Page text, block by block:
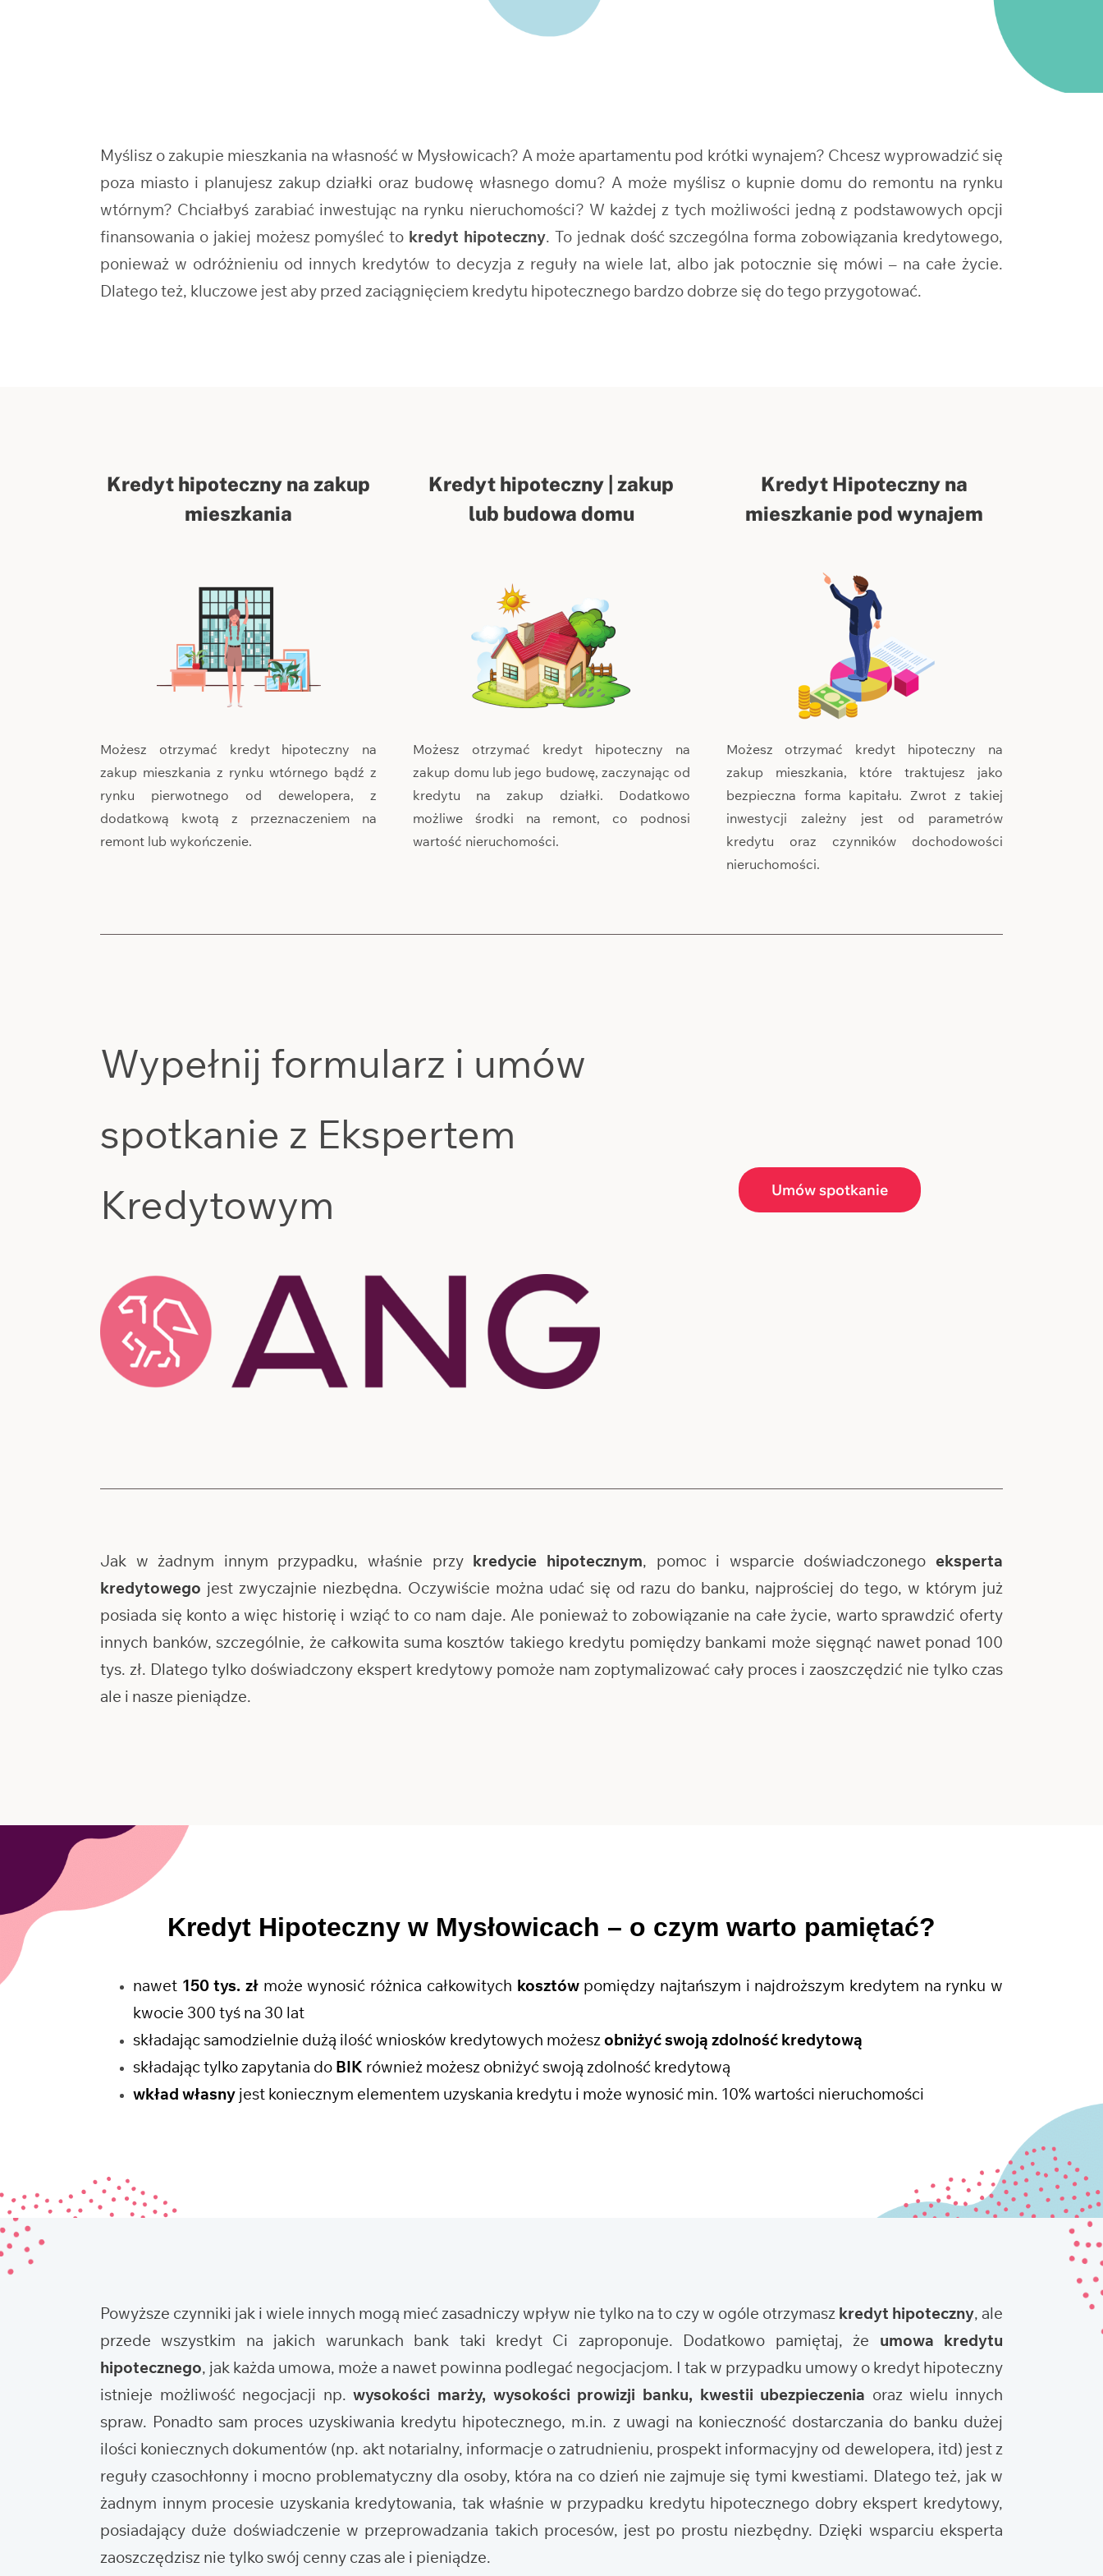
Myślisz o zakupie mieszkania na własność w Mysłowicach? A może apartamentu pod krótki wynajem? Chcesz wyprowadzić się
poza miasto i planujesz zakup działki oraz budowę własnego domu? A może myślisz o kupnie domu do remontu na rynku
wtórnym? Chciałbyś zarabiać inwestując na rynku nieruchomości? W każdej z tych możliwości jedną z podstawowych opcji
finansowania o jakiej możesz pomyśleć to kredyt hipoteczny. To jednak dość szczególna forma zobowiązania kredytowego,
ponieważ w odróżnieniu od innych kredytów to decyzja z reguły na wiele lat, albo jak potocznie się mówi – na całe życie.
Dlatego też, kluczowe jest aby przed zaciągnięciem kredytu hipotecznego bardzo dobrze się do tego przygotować.
Kredyt hipoteczny na zakup
mieszkania
Możesz otrzymać kredyt hipoteczny na
zakup mieszkania z rynku wtórnego bądź z
rynku pierwotnego od dewelopera, z
dodatkową kwotą z przeznaczeniem na
remont lub wykończenie.
Kredyt hipoteczny | zakup
lub budowa domu
Możesz otrzymać kredyt hipoteczny na
zakup domu lub jego budowę, zaczynając od
kredytu na zakup działki. Dodatkowo
możliwe środki na remont, co podnosi
wartość nieruchomości.
Kredyt Hipoteczny na
mieszkanie pod wynajem
Możesz otrzymać kredyt hipoteczny na
zakup mieszkania, które traktujesz jako
bezpieczna forma kapitału. Zwrot z takiej
inwestycji zależny jest od parametrów
kredytu oraz czynników dochodowości
nieruchomości.
Wypełnij formularz i umów
spotkanie z Ekspertem
Kredytowym
Umów spotkanie
Jak w żadnym innym przypadku, właśnie przy kredycie hipotecznym, pomoc i wsparcie doświadczonego eksperta
kredytowego jest zwyczajnie niezbędna. Oczywiście można udać się od razu do banku, najprościej do tego, w którym już
posiada się konto a więc historię i wziąć to co nam daje. Ale ponieważ to zobowiązanie na całe życie, warto sprawdzić oferty
innych banków, szczególnie, że całkowita suma kosztów takiego kredytu pomiędzy bankami może sięgnąć nawet ponad 100
tys. zł. Dlatego tylko doświadczony ekspert kredytowy pomoże nam zoptymalizować cały proces i zaoszczędzić nie tylko czas
ale i nasze pieniądze.
Kredyt Hipoteczny w Mysłowicach – o czym warto pamiętać?
nawet 150 tys. zł może wynosić różnica całkowitych kosztówpomiędzy najtańszym i najdroższym kredytem na rynku w
kwocie 300 tyś na 30 lat
składając samodzielnie dużą ilość wniosków kredytowych możesz obniżyć swoją zdolność kredytową
składając tylko zapytania do BIK również możesz obniżyć swoją zdolność kredytową
wkład własny jest koniecznym elementem uzyskania kredytu i może wynosić min. 10% wartości nieruchomości
Powyższe czynniki jak i wiele innych mogą mieć zasadniczy wpływ nie tylko na to czy w ogóle otrzymasz kredyt hipoteczny, ale
przede wszystkim na jakich warunkach bank taki kredyt Ci zaproponuje. Dodatkowo pamiętaj, że umowa kredytu
hipotecznego, jak każda umowa, może a nawet powinna podlegać negocjacjom. I tak w przypadku umowy o kredyt hipoteczny
istnieje możliwość negocjacji np.wysokości marży, wysokości prowizji banku, kwestii ubezpieczenia oraz wielu innych
spraw. Ponadto sam proces uzyskiwania kredytu hipotecznego, m.in. z uwagi na konieczność dostarczania do banku dużej
ilości koniecznych dokumentów (np. akt notarialny, informacje o zatrudnieniu, prospekt informacyjny od dewelopera, itd) jest z
reguły czasochłonny i mocno problematyczny dla osoby, która na co dzień nie zajmuje się tymi kwestiami. Dlatego też, jak w
żadnym innym procesie uzyskania kredytowania, tak właśnie w przypadku kredytu hipotecznego dobry ekspert kredytowy,
posiadający duże doświadczenie w przeprowadzania takich procesów, jest po prostu niezbędny. Dzięki wsparciu eksperta
zaoszczędzisz nie tylko swój cenny czas ale i pieniądze.